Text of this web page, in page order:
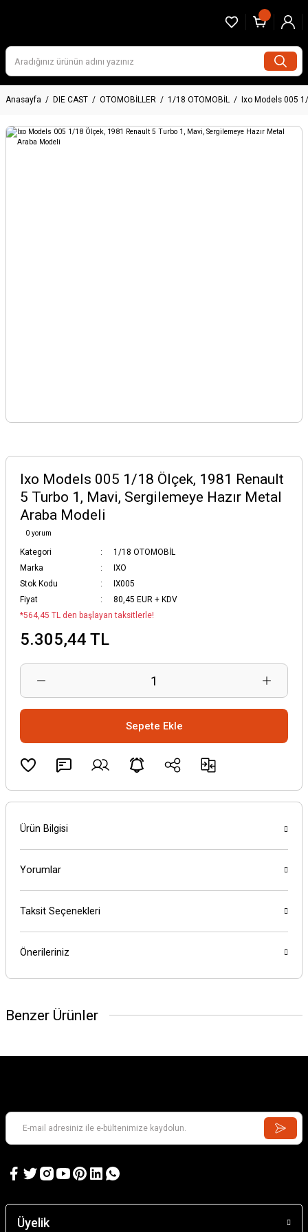
Anasayfa DIE CAST OTOMOBİLLER 1/18 OTOMOBİL Ixo Models 005
Ixo Models 005 1/18 Ölçek, 1981 Renault
5 Turbo 1, Mavi, Sergilemeye Hazır Metal
Araba Modeli
0 yorum
Kategori
1/18 OTOMOBİL
Marka
IXO
Stok Kodu
IX005
Fiyat
80,45 EUR + KDV
*564,45 TL den başlayan taksitlerle!
5.305,44 TL
Sepete Ekle
Ürün Bilgisi
Yorumlar
Taksit Seçenekleri
Önerileriniz
Benzer Ürünler
Üyelik